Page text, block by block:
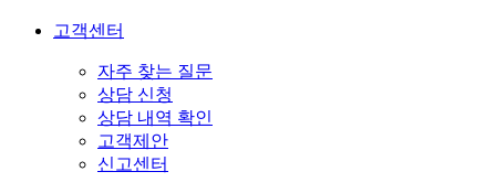
고객센터
자주 찾는 질문
상담 신청
상담 내역 확인
고객제안
신고센터